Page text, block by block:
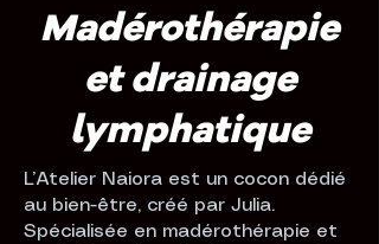
Madérothérapie
et drainage
lymphatique
L’Atelier Naiora est un cocon dédié
au bien-être, créé par Julia.
Spécialisée en madérothérapie et